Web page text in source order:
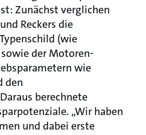
Zunächst verglichen
Reckers die
(wie
der Motoren-
wie
den
berechnete
„Wir haben
und dabei erste